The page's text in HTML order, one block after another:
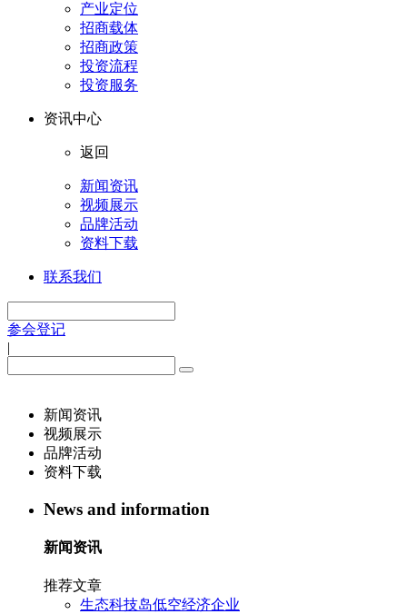
产业定位
招商载体
招商政策
投资流程
投资服务
资讯中心
返回
新闻资讯
视频展示
品牌活动
资料下载
联系我们
参会登记
|
新闻资讯
视频展示
品牌活动
资料下载
News and information
新闻资讯
推荐文章
生态科技岛低空经济企业